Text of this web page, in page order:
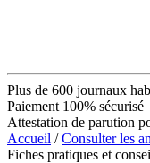
Plus de 600 journaux
Paiement 100% sécurisé
Attestation de parution
Accueil /Consulter les
Fiches pratiques et